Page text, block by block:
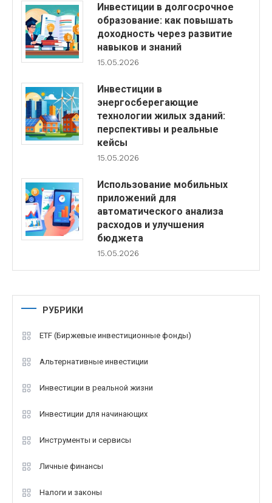
Инвестиции в долгосрочное
образование: как повышать
доходность через развитие
навыков и знаний
15.05.2026
Инвестиции в
энергосберегающие
технологии жилых зданий:
перспективы и реальные
кейсы
15.05.2026
Использование мобильных
приложений для
автоматического анализа
расходов и улучшения
бюджета
15.05.2026
РУБРИКИ
ETF (Биржевые инвестиционные фонды)
Альтернативные инвестиции
Инвестиции в реальной жизни
Инвестиции для начинающих
Инструменты и сервисы
Личные финансы
Налоги и законы